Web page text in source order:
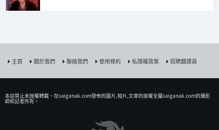
主頁 關於我們 聯絡我們 使用條約 私隱權政策 招聘翻譯員
本站禁止未授權𨍭載。在saiganak.com發佈的圖片,相片,文章的版權全屬saiganak.com的攝影
師和記者所有。